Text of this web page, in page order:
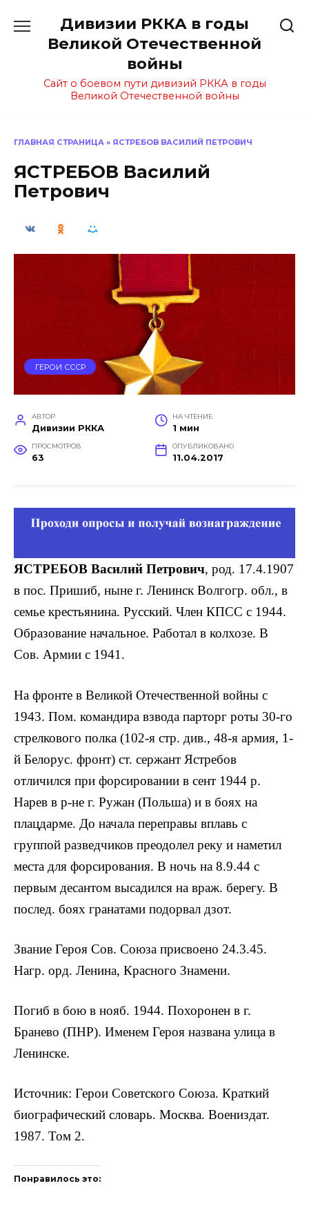
содержанию
Дивизии РККА в годы
Великой Отечественной
войны
Сайт о боевом пути дивизий РККА в годы
Великой Отечественной войны
ГЛАВНАЯ СТРАНИЦА » ЯСТРЕБОВ ВАСИЛИЙ ПЕТРОВИЧ
ЯСТРЕБОВ Василий
Петрович
ГЕРОИ СССР
АВТОР
Дивизии РККА
НА ЧТЕНИЕ
1 мин
ПРОСМОТРОВ
63
ОПУБЛИКОВАНО
11.04.2017
ЯСТРЕБОВ Василий Петрович, род. 17.4.1907
в пос. Пришиб, ныне г. Ленинск Волгогр. обл., в
семье крестьянина. Рус­ский. Член КПСС с 1944.
Образование на­чальное. Работал в колхозе. В
Сов. Ар­мии с 1941.
На фронте в Великой Отечественной войны с
1943. Пом. командира взвода парторг роты 30-го
стрелкового полка (102-я стр. див., 48-я армия, 1-
й Белорус. фронт) ст. сержант Ястребов
отличился при форсировании в сент 1944 р.
Нарев в р-не г. Ружан (Польша) и в боях на
плацдарме. До начала пе­реправы вплавь с
группой разведчиков преодолел реку и наметил
места для фор­сирования. В ночь на 8.9.44 с
первым де­сантом высадился на враж. берегу. В
послед. боях гранатами подорвал дзот.
Зва­ние Героя Сов. Союза присвоено 24.3.45.
Нагр. орд. Ленина, Красного Знамени.
Погиб в бою в нояб. 1944. Похоронен в г.
Бранево (ПНР). Именем Героя назва­на улица в
Ленинске.
Источник: Герои Советского Союза. Краткий
биографический словарь. Москва. Воениздат.
1987. Том 2.
Понравилось это: